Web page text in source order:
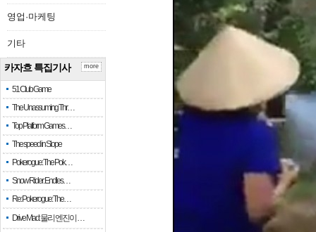
영업·마케팅
기타
카자흐 특집기사
51 Club Game
The Unassuming Thr…
Top Platform Games…
The speed in Slope
Pokerogue: The Pok…
Snow Rider: Endles…
Re: Pokerogue: The…
Drive Mad: 물리 엔진이 …
more